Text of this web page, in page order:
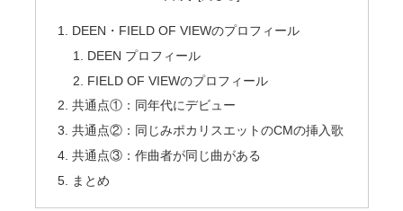
DEEN・FIELD OF VIEWのプロフィール
DEEN プロフィール
FIELD OF VIEWのプロフィール
共通点①：同年代にデビュー
共通点②：同じみポカリスエットのCMの挿入歌
共通点③：作曲者が同じ曲がある
まとめ